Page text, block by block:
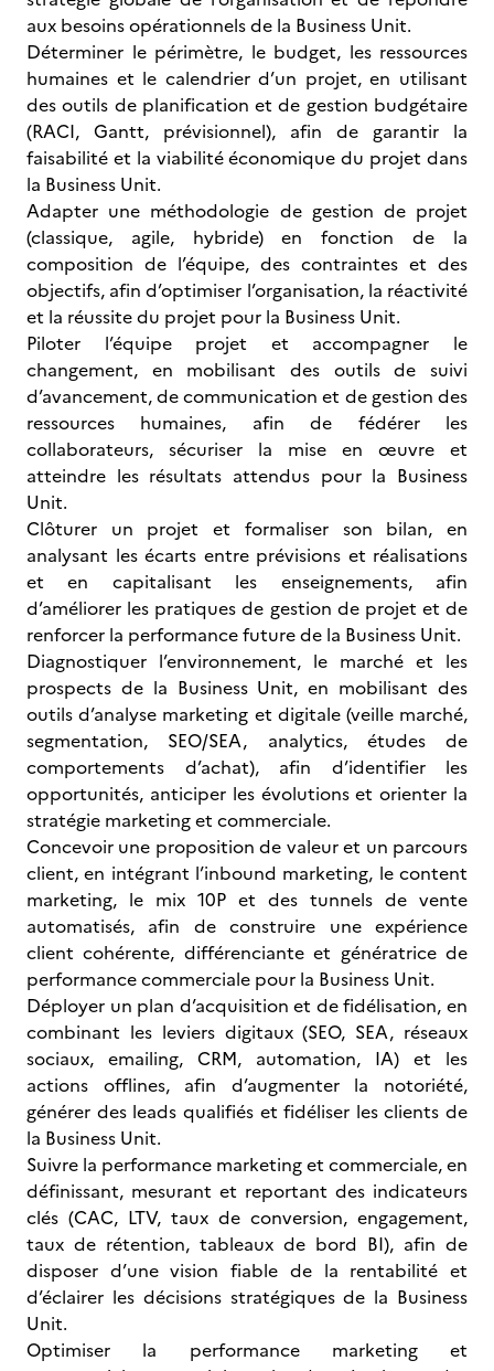
aux besoins opérationnels de la Business Unit.
Déterminer le périmètre, le budget, les ressources
humaines et le calendrier d’un projet, en utilisant
des outils de planification et de gestion budgétaire
(RACI, Gantt, prévisionnel), afin de garantir la
faisabilité et la viabilité économique du projet dans
la Business Unit.
Adapter une méthodologie de gestion de projet
(classique, agile, hybride) en fonction de la
composition de l’équipe, des contraintes et des
objectifs, afin d’optimiser l’organisation, la réactivité
et la réussite du projet pour la Business Unit.
Piloter l’équipe projet et accompagner le
changement, en mobilisant des outils de suivi
d’avancement, de communication et de gestion des
ressources humaines, afin de fédérer les
collaborateurs, sécuriser la mise en œuvre et
atteindre les résultats attendus pour la Business
Unit.
Clôturer un projet et formaliser son bilan, en
analysant les écarts entre prévisions et réalisations
et en capitalisant les enseignements, afin
d’améliorer les pratiques de gestion de projet et de
renforcer la performance future de la Business Unit.
Diagnostiquer l’environnement, le marché et les
prospects de la Business Unit, en mobilisant des
outils d’analyse marketing et digitale (veille marché,
segmentation, SEO/SEA, analytics, études de
comportements d’achat), afin d’identifier les
opportunités, anticiper les évolutions et orienter la
stratégie marketing et commerciale.
Concevoir une proposition de valeur et un parcours
client, en intégrant l’inbound marketing, le content
marketing, le mix 10P et des tunnels de vente
automatisés, afin de construire une expérience
client cohérente, différenciante et génératrice de
performance commerciale pour la Business Unit.
Déployer un plan d’acquisition et de fidélisation, en
combinant les leviers digitaux (SEO, SEA, réseaux
sociaux, emailing, CRM, automation, IA) et les
actions offlines, afin d’augmenter la notoriété,
générer des leads qualifiés et fidéliser les clients de
la Business Unit.
Suivre la performance marketing et commerciale, en
définissant, mesurant et reportant des indicateurs
clés (CAC, LTV, taux de conversion, engagement,
taux de rétention, tableaux de bord BI), afin de
disposer d’une vision fiable de la rentabilité et
d’éclairer les décisions stratégiques de la Business
Unit.
Optimiser la performance marketing et